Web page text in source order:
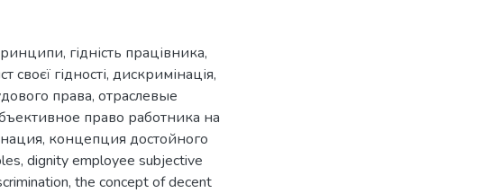
, гідність працівника,
своєї гідності, дискримінація,
права, отраслевые
право работника на
, концепция достойного
, dignity employee subjective
, the concept of decent